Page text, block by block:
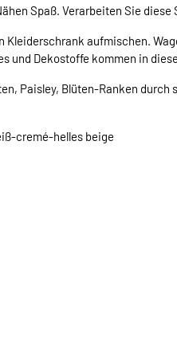
Spaß. Verarbeiten Sie
aufmischen.
und Dekostoffe kommen in
Paisley, Blüten-Ranken durch
cremé-helles beige